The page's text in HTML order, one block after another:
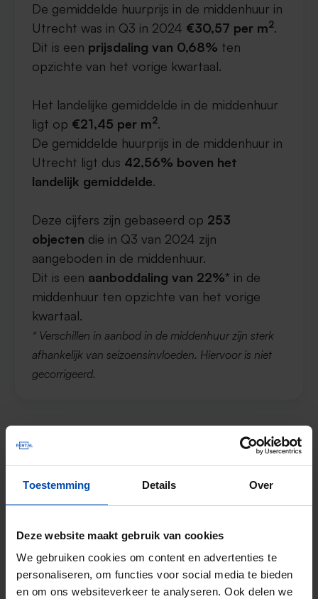
Toestemming Details Over
Deze website maakt gebruik van cookies
We gebruiken cookies om content en advertenties te
personaliseren, om functies voor social media te bieden
en om ons websiteverkeer te analyseren. Ook delen we
De gemiddelde huurprijs in de middenhuur in
Utrecht was in Q3 in 2024 €30,57 per m2.
Dit is een prijsdaling van 0,68% ten
opzichte van het vorige kwartaal.
Het landelijke gemiddelde in de middenhuur
ligt op €21,45 per m2.
De gemiddelde huurprijs in de middenhuur in
Utrecht ligt dus 42,56% boven het
landelijk gemiddelde.
Deze cijfers zijn gebaseerd op 253
objecten die in Q3 van 2024 zijn
aangeboden in de middenhuur.
Dit is een aanboddaling van 22%* in de
middenhuur ten opzichte van het vorige
kwartaal.
* Verschillen in aanbod in de middenhuur zijn sterk
afhankelijk van seizoensinvloeden. Hiervoor is niet
gecorrigeerd.
Vierkantemeterprijs voor de vrije
sector in Utrecht
Utrecht was in Q3 in 2024€24,39 per m
Dit is een prijsdaling van 3,02%ten
opzichte van het vorige kwartaal.